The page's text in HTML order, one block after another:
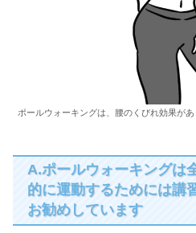
ポールウォーキングは、腰のくびれ効果があ
A.ポールウォーキングは
的に運動するためには講
お勧めしています